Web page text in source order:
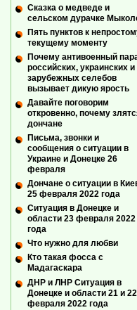
Сказка о медведе и
сельском дурачке
Пять пунктов к
текущему моменту
Почему антивоенный
российских, украинских и
зарубежных селебов
вызывает дикую ярость
Давайте поговорим
откровенно, почему
дончане
Письма, звонки и
сообщения о ситуации в
Украине и Донецке 26
февраля
Дончане о ситуации в
25 февраля 2022 года
Ситуация в Донецке и
области 23 февраля 2022
года
Что нужно для любви
Кто такая фосса с
Мадагаскара
ДНР и ЛНР Ситуация в
Донецке и области 21 и 22
февраля 2022 года